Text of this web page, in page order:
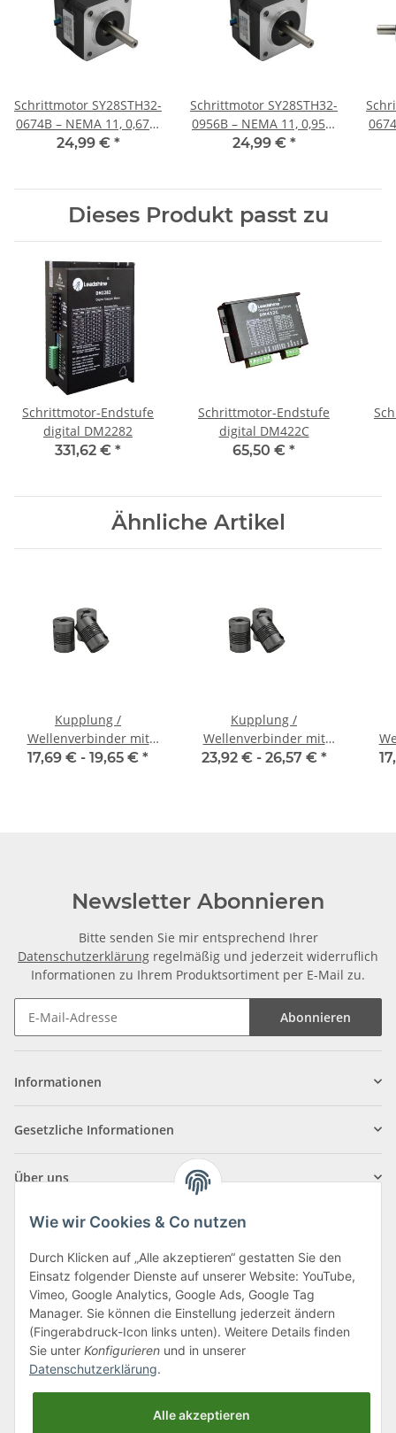
Schrittmotor SY28STH32-
0674B – NEMA 11, 0,67A,
32 mm
24,99 € *
Schrittmotor SY28STH32-
0956B – NEMA 11, 0,95A,
32 mm
24,99 € *
0674B -
Dieses Produkt passt zu
Schrittmotor-Endstufe
digital DM2282
331,62 € *
Schrittmotor-Endstufe
digital DM422C
65,50 € *
Ähnliche Artikel
Kupplung /
Wellenverbinder mit
Klemmnaben WSV-K 18
17,69 € - 19,65 € *
Kupplung /
Wellenverbinder mit
Klemmnaben WSV-K 18
23,92 € - 26,57 € *
Newsletter Abonnieren
Bitte senden Sie mir entsprechend Ihrer
Datenschutzerklärung regelmäßig und jederzeit widerruflich
Informationen zu Ihrem Produktsortiment per E-Mail zu.
Abonnieren
Informationen
Gesetzliche Informationen
Über uns
Klagenfurter Straße 29
9556 Liebenfels
Montag bis Donnerstag: 8:00 bis 16:30 Uhr
Freitag: 8:00 bis 12:00 Uhr
Tel.:0043 (0) 4262 50900
office@cncshop.at
Wie wir Cookies & Co nutzen
Durch Klicken auf „Alle akzeptieren“ gestatten Sie den
Einsatz folgender Dienste auf unserer Website: YouTube,
Vimeo, Google Analytics, Google Ads, Google Tag
Manager. Sie können die Einstellung jederzeit ändern
(Fingerabdruck-Icon links unten). Weitere Details finden
Sie unter Konfigurieren und in unserer
Datenschutzerklärung.
Alle akzeptieren